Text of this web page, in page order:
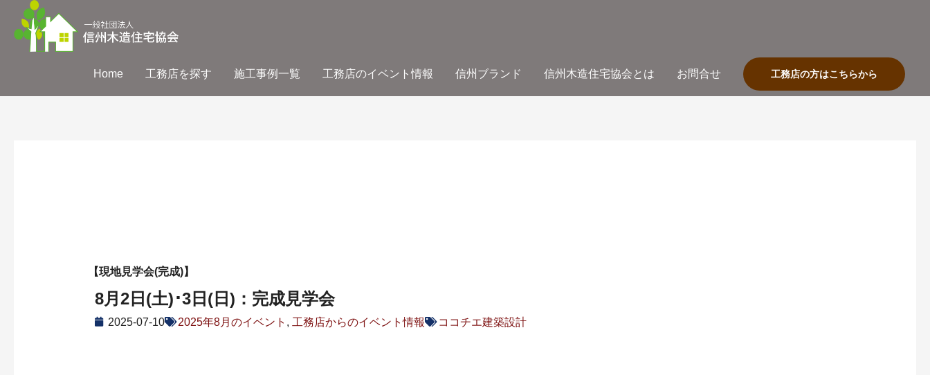
Home 工務店を探す 施工事例一覧 工務店のイベント情報 信州ブランド 信州木造住宅協会とは お問合せ 工務店の方はこちらから
【現地見学会(完成)】
8月2日(土)･3日(日)：完成見学会
2025-07-10 2025年8月のイベント , 工務店からのイベント情報 ココチエ建築設計